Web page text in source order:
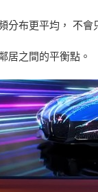
分布更平均， 不會
居之間的平衡點。